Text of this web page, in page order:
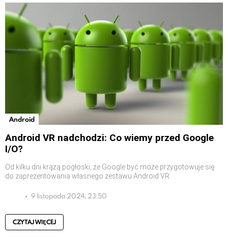
Android
Android VR nadchodzi: Co wiemy przed Google
I/O?
Od kilku dni krążą pogłoski, że Google być może przygotowuje się
do zaprezentowania własnego zestawu Android VR
9 listopada 2024, 23:50
CZYTAJ WIĘCEJ